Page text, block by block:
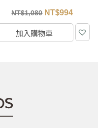
NT$1,750 NT$1,610
加入購物車